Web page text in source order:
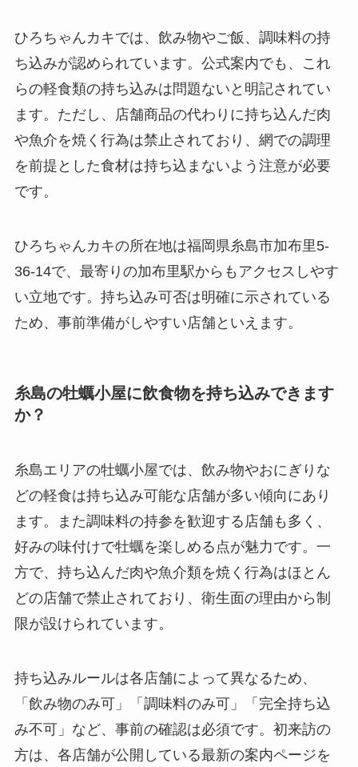
ひろちゃんカキでは、飲み物やご飯、調味料の持
ち込みが認められています。公式案内でも、これ
らの軽食類の持ち込みは問題ないと明記されてい
ます。ただし、店舗商品の代わりに持ち込んだ肉
や魚介を焼く行為は禁止されており、網での調理
を前提とした食材は持ち込まないよう注意が必要
です。
ひろちゃんカキの所在地は福岡県糸島市加布里5-
36-14で、最寄りの加布里駅からもアクセスしやす
い立地です。持ち込み可否は明確に示されている
ため、事前準備がしやすい店舗といえます。
糸島の牡蠣小屋に飲食物を持ち込みできます
か？
糸島エリアの牡蠣小屋では、飲み物やおにぎりな
どの軽食は持ち込み可能な店舗が多い傾向にあり
ます。また調味料の持参を歓迎する店舗も多く、
好みの味付けで牡蠣を楽しめる点が魅力です。一
方で、持ち込んだ肉や魚介類を焼く行為はほとん
どの店舗で禁止されており、衛生面の理由から制
限が設けられています。
持ち込みルールは各店舗によって異なるため、
「飲み物のみ可」「調味料のみ可」「完全持ち込
み不可」など、事前の確認は必須です。初来訪の
方は、各店舗が公開している最新の案内ページを